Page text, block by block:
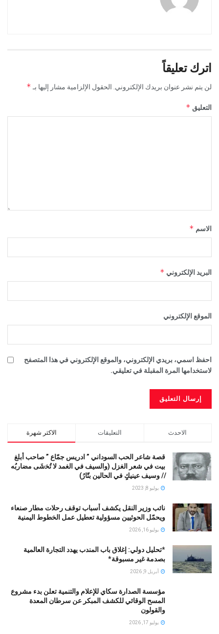
اترك تعليقاً
لن يتم نشر عنوان بريدك الإلكتروني.الحقول الإلزامية مشار إليها بـ*
التعليق*
الاسم*
البريد الإلكتروني*
الموقع الإلكتروني
احفظ اسمي، بريدي الإلكتروني، والموقع الإلكتروني في هذا المتصفح
لاستخدامها المرة المقبلة في تعليقي.
الاكثر شهرة التعليقات الاحدث
قصة شاعر الحب السوداني ” ادريس جمّاع ” صاحب أبلغ
بيت في شعر الغزل (وﺍﻟﺴﻴﻒ ﻓﻲ الغمد ﻻ ﺗُﺨشَى مضاربُه
// ﻭﺳﻴﻒ ﻋﻴﻨﻴﻚٍ ﻓﻲ ﺍﻟﺤﺎﻟﻴﻦ ﺑﺘّﺎﺭُ)
يوليو 8, 2023
نائب وزير النقل يكشف أسباب توقف رحلات مطار صنعاء
ويحمّل الحوثيين مسؤولية تعطيل عمل الخطوط اليمنية
يوليو 16, 2026
*تحليل دولي: إغلاق باب المندب يهدد التجارة العالمية
بصدمة غير مسبوقة*
أبريل 9, 2026
مؤسسة الصدارة سكاي للإعلام والتنمية تعلن بدء مشروع
المسح الوقائي للكشف المبكر عن سرطان المعدة
والقولون
يوليو 17, 2026